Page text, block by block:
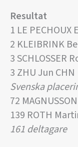
Resultat
1 LE PECHOUX
2 KLEIBRINK
3 SCHLOSSER
3 ZHU Jun CHN
Svenska
72
139 ROTH
161 deltagare